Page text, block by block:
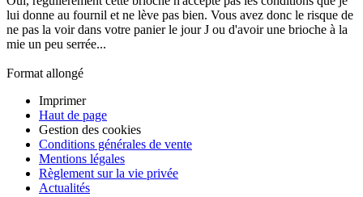
lui donne au fournil et ne lève pas bien. Vous avez donc le risque de
ne pas la voir dans votre panier le jour J ou d'avoir une brioche à la
mie un peu serrée...
Format allongé
Imprimer
Haut de page
Gestion des cookies
Conditions générales de vente
Mentions légales
Règlement sur la vie privée
Actualités